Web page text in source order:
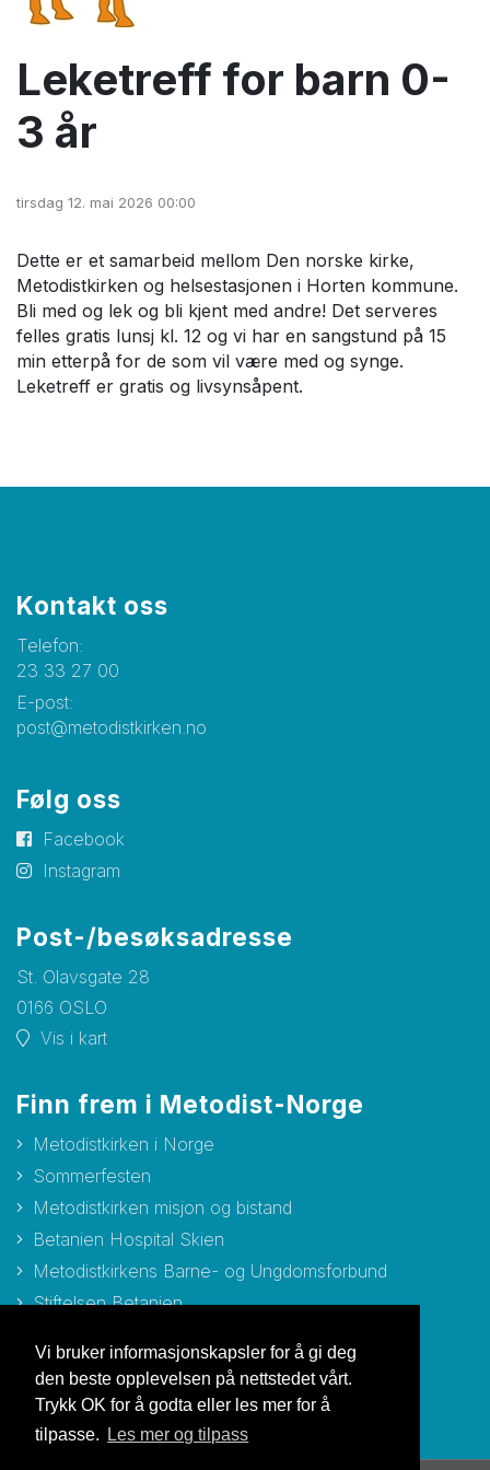
Vi bruker informasjonskapsler for å gi deg
den beste opplevelsen på nettstedet vårt.
Trykk OK for å godta eller les mer for å
tilpasse.
Les mer og tilpass
Leketreff for barn 0-
3 år
tirsdag 12. mai 2026 00:00
Dette er et samarbeid mellom Den norske kirke,
Metodistkirken og helsestasjonen i Horten kommune.
Bli med og lek og bli kjent med andre! Det serveres
felles gratis lunsj kl. 12 og vi har en sangstund på 15
min etterpå for de som vil være med og synge.
Leketreff er gratis og livsynsåpent.
Kontakt oss
Telefon:
23 33 27 00
E-post:
post@metodistkirken.no
Følg oss
Facebook
Instagram
Post-/besøksadresse
St. Olavsgate 28
0166 OSLO
Vis i kart
Finn frem i Metodist-Norge
Metodistkirken i Norge
Sommerfesten
Metodistkirken misjon og bistand
Betanien Hospital Skien
Metodistkirkens Barne- og Ungdomsforbund
Stiftelsen Betanien